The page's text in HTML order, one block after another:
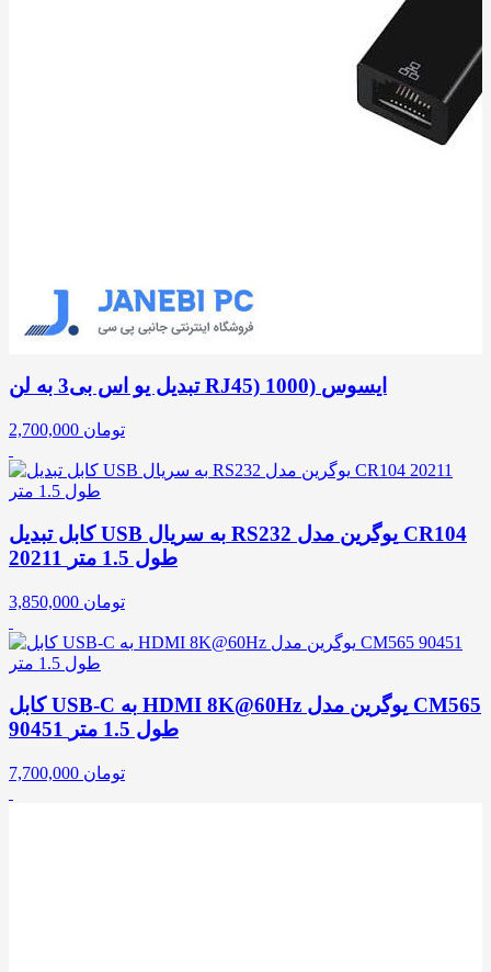
تبدیل یو اس بی3 به لن RJ45) 1000) ایسوس
2,700,000 تومان
کابل تبدیل USB به سریال RS232 یوگرین مدل CR104
20211 طول 1.5 متر
3,850,000 تومان
کابل USB-C به HDMI 8K@60Hz یوگرین مدل CM565
90451 طول 1.5 متر
7,700,000 تومان